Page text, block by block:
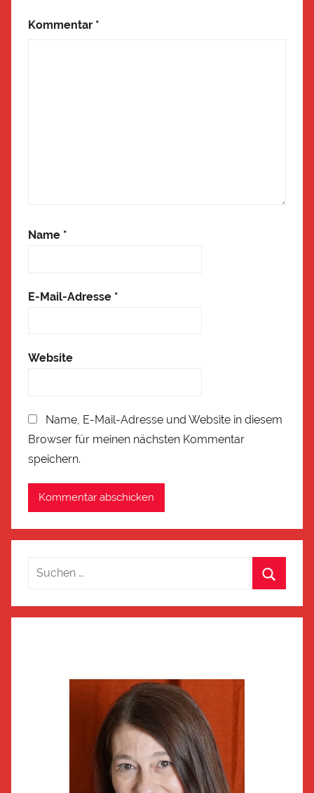
Kommentar *
Name *
E-Mail-Adresse *
Website
Name, E-Mail-Adresse und Website in diesem
Browser für meinen nächsten Kommentar
speichern.